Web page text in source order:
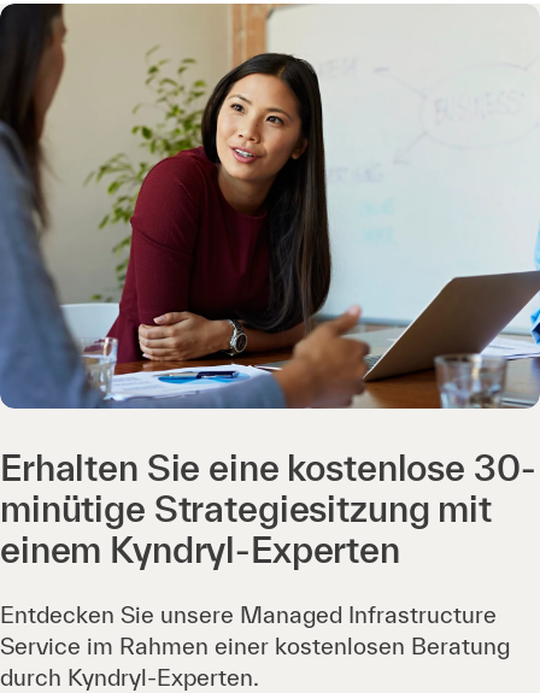
Erhalten Sie eine kostenlose 30-
minütige Strategiesitzung mit
einem Kyndryl-Experten
Entdecken Sie unsere Managed Infrastructure
Service im Rahmen einer kostenlosen Beratung
durch Kyndryl-Experten.